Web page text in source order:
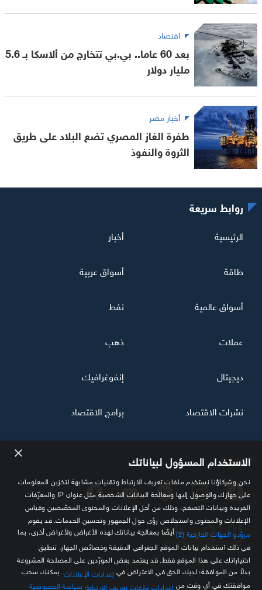
اقتصاد
بعد 60 عاما.. بي.بي تتخارج من ألاسكا بـ 5.6
مليار دولار
أخبار مصر
طفرة الغاز المصري تضع البلاد على طريق
الثروة والنفوذ
تابعنا
مصدرك الموثوق للمعلومة الاقتصادية
روابط سريعة
الرئيسية أخبار
طاقة أسواق عربية
أسواق عالمية نفط
عملات ذهب
ديجيتال إنفوغرافيك
نشرات الاقتصاد برامج الاقتصاد
× الاستخدام المسؤول لبياناتك
نحن وشركاؤنا نستخدم ملفات تعريف الارتباط وتقنيات مشابهة لتخزين المعلومات
على جهازك والوصول إليها ومعالجة البيانات الشخصية مثل عنوان IP والمعرّفات
الفريدة وبيانات التصفح، وذلك من أجل الإعلانات والمحتوى المخصّصين وقياس
الإعلانات والمحتوى واستخلاص رؤى حول الجمهور وتحسين الخدمات. قد يقوم
مزوّدو الجهات الخارجية (2)
أيضًا بمعالجة بياناتك لهذه الأغراض ولأغراض أخرى، بما
في ذلك استخدام بيانات الموقع الجغرافي الدقيقة وخصائص الجهاز. تنطبق
اختياراتك على هذا الموقع فقط. قد يعتمد بعض المورّدين على المصلحة المشروعة
بدلاً من الموافقة؛ لديك الحق في الاعتراض في إعدادات الإعلانات . يمكنك سحب
موافقتك في أي وقت من إعدادات ملفات تعريف الارتباط سياسة الخصوصية